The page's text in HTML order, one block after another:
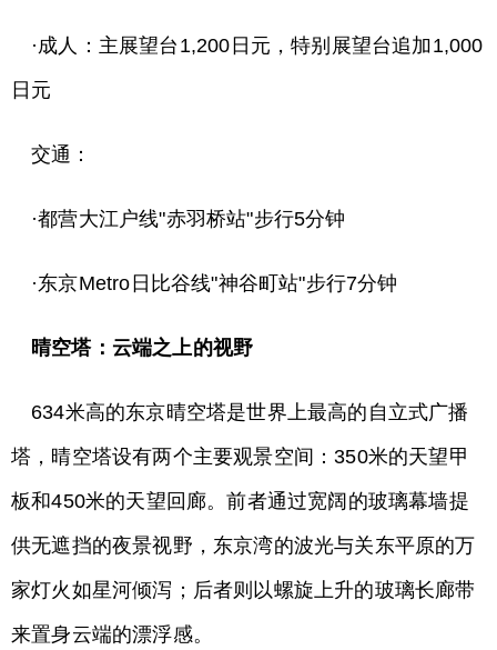
·成人：主展望台1,200日元，特别展望台追加1,000
日元
交通：
·都营大江户线"赤羽桥站"步行5分钟
·东京Metro日比谷线"神谷町站"步行7分钟
晴空塔：云端之上的视野
634米高的东京晴空塔是世界上最高的自立式广播
塔，晴空塔设有两个主要观景空间：350米的天望甲
板和450米的天望回廊。前者通过宽阔的玻璃幕墙提
供无遮挡的夜景视野，东京湾的波光与关东平原的万
家灯火如星河倾泻；后者则以螺旋上升的玻璃长廊带
来置身云端的漂浮感。